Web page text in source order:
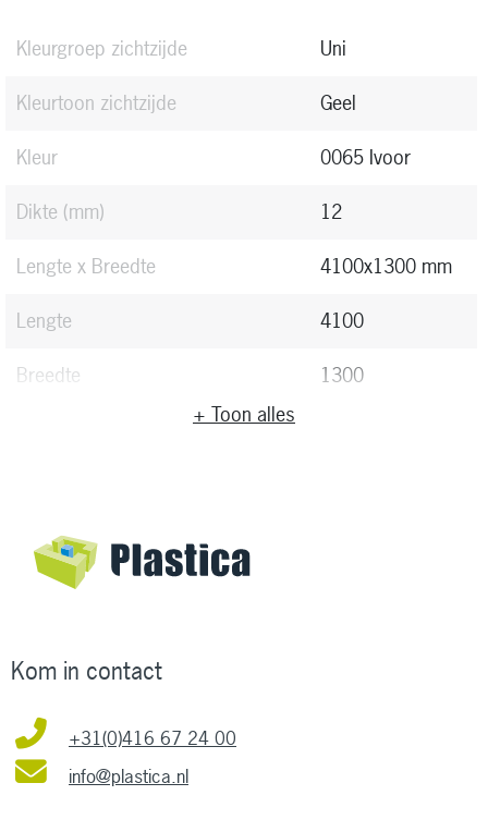
Kleurgroep zichtzijde
Uni
Kleurtoon zichtzijde
Geel
Kleur
0065 Ivoor
Dikte (mm)
12
Lengte x Breedte
4100x1300 mm
Lengte
4100
Breedte
1300
+ Toon alles
Kom in contact
+31(0)416 67 24 00
info@plastica.nl